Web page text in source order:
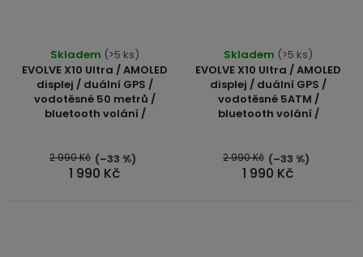
EVOLVE X10 Ultra / AMOLED
displej / duální GPS /
vodotěsné 50 metrů /
bluetooth volání /
Skladem (>5 ks)
1 990 Kč
2 990 Kč (–33 %)
EVOLVE X10 Ultra / AMOLED
displej / duální GPS /
vodotěsné 5ATM /
bluetooth volání /
Skladem (>5 ks)
1 990 Kč
2 990 Kč (–33 %)